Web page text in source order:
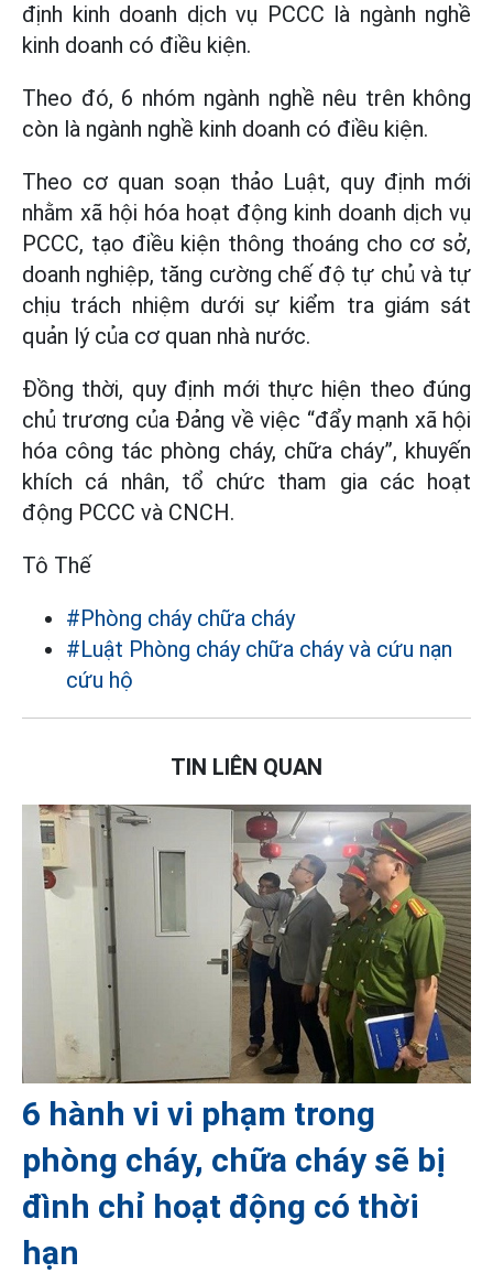
định kinh doanh dịch vụ PCCC là ngành nghề
kinh doanh có điều kiện.
Theo đó, 6 nhóm ngành nghề nêu trên không
còn là ngành nghề kinh doanh có điều kiện.
Theo cơ quan soạn thảo Luật, quy định mới
nhằm xã hội hóa hoạt động kinh doanh dịch vụ
PCCC, tạo điều kiện thông thoáng cho cơ sở,
doanh nghiệp, tăng cường chế độ tự chủ và tự
chịu trách nhiệm dưới sự kiểm tra giám sát
quản lý của cơ quan nhà nước.
Đồng thời, quy định mới thực hiện theo đúng
chủ trương của Đảng về việc “đẩy mạnh xã hội
hóa công tác phòng cháy, chữa cháy”, khuyến
khích cá nhân, tổ chức tham gia các hoạt
động PCCC và CNCH.
Tô Thế
#Phòng cháy chữa cháy
#Luật Phòng cháy chữa cháy và cứu nạn
cứu hộ
TIN LIÊN QUAN
6 hành vi vi phạm trong
phòng cháy, chữa cháy sẽ bị
đình chỉ hoạt động có thời
hạn